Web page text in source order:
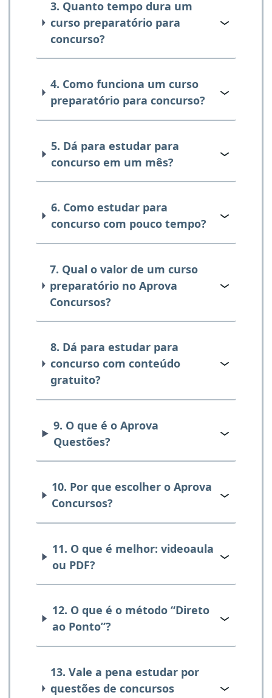
3. Quanto tempo dura um
curso preparatório para
concurso?
4. Como funciona um curso
preparatório para concurso?
5. Dá para estudar para
concurso em um mês?
6. Como estudar para
concurso com pouco tempo?
7. Qual o valor de um curso
preparatório no Aprova
Concursos?
8. Dá para estudar para
concurso com conteúdo
gratuito?
9. O que é o Aprova
Questões?
10. Por que escolher o Aprova
Concursos?
11. O que é melhor: videoaula
ou PDF?
12. O que é o método “Direto
ao Ponto”?
13. Vale a pena estudar por
questões de concursos